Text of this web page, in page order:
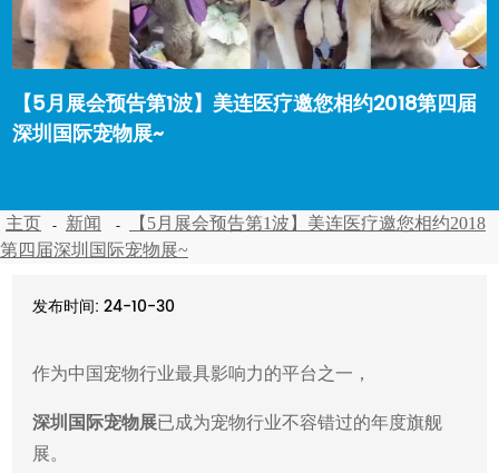
【5月展会预告第1波】美连医疗邀您相约2018第四届
深圳国际宠物展~
主页 新闻
【5月展会预告第1波】美连医疗邀您相约2018
第四届深圳国际宠物展~
发布时间: 24-10-30
作为中国宠物行业最具影响力的平台之一，
深圳国际宠物展已成为宠物行业不容错过的年度旗舰
展。